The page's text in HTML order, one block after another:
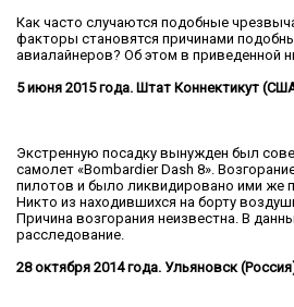
Как часто случаются подобные
факторы становятся причинами
авиалайнеров? Об этом в приведенной
5 июня 2015 года. Штат Коннектикут
Экстренную посадку вынужден был
самолет «Bombardier Dash 8».
пилотов и было ликвидировано ими же
Никто из находившихся на борту
Причина возгорания неизвестна. В
расследование.
28 октября 2014 года. Ульяновск